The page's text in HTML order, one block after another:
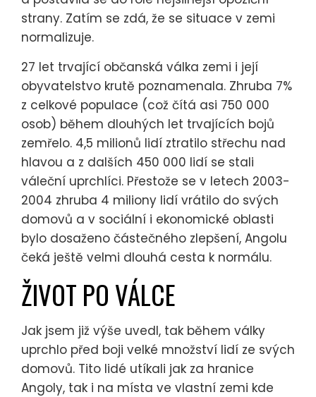
strany. Zatím se zdá, že se situace v zemi
normalizuje.
27 let trvající občanská válka zemi i její
obyvatelstvo krutě poznamenala. Zhruba 7%
z celkové populace (což čítá asi 750 000
osob) během dlouhých let trvajících bojů
zemřelo. 4,5 milionů lidí ztratilo střechu nad
hlavou a z dalších 450 000 lidí se stali
váleční uprchlíci. Přestože se v letech 2003-
2004 zhruba 4 miliony lidí vrátilo do svých
domovů a v sociální i ekonomické oblasti
bylo dosaženo částečného zlepšení, Angolu
čeká ještě velmi dlouhá cesta k normálu.
ŽIVOT PO VÁLCE
Jak jsem již výše uvedl, tak během války
uprchlo před boji velké množství lidí ze svých
domovů. Tito lidé utíkali jak za hranice
Angoly, tak i na místa ve vlastní zemi kde